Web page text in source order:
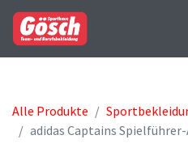
Alle Produkte
adidas Captains